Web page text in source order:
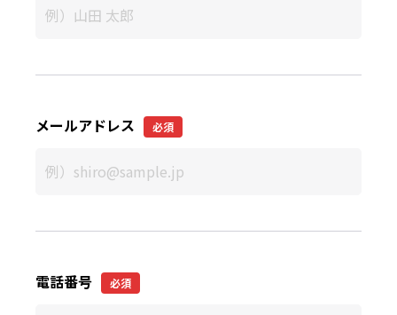
メールアドレス 必須
電話番号 必須